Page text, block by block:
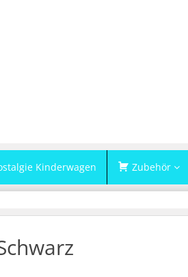
Kinderwagen Zubehör